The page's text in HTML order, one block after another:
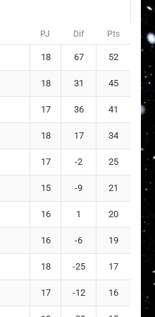
Bravo
Soto
Sanhueza
Muñoz Jiménez
PJ Dif Pts
18 67 52
18 31 45
17 36 41
18 17 34
17 -2 25
15 -9 21
16 1 20
16 -6 19
18 -25 17
17 -12 16